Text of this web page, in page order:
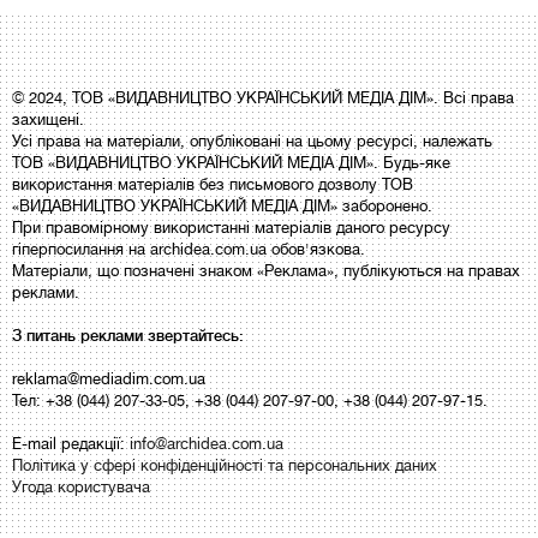
© 2024, ТОВ «ВИДАВНИЦТВО УКРАЇНСЬКИЙ МЕДІА ДІМ». Всі права
захищені.
Усі права на матеріали, опубліковані на цьому ресурсі, належать
ТОВ «ВИДАВНИЦТВО УКРАЇНСЬКИЙ МЕДІА ДІМ». Будь-яке
використання матеріалів без письмового дозволу ТОВ
«ВИДАВНИЦТВО УКРАЇНСЬКИЙ МЕДІА ДІМ» заборонено.
При правомірному використанні матеріалів даного ресурсу
гіперпосилання на archidea.com.ua обов'язкова.
Матеріали, що позначені знаком «Реклама», публікуються на правах
реклами.
З питань реклами звертайтесь:
reklama@mediadim.com.ua
Тел: +38 (044) 207-33-05, +38 (044) 207-97-00, +38 (044) 207-97-15.
E-mail редакції:info@archidea.com.ua
Політика у сфері конфіденційності та персональних даних
Угода користувача